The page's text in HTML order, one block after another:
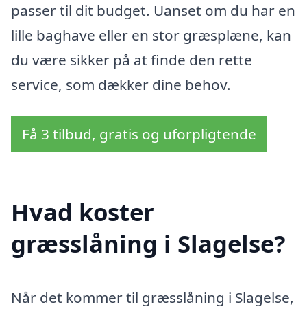
passer til dit budget. Uanset om du har en
lille baghave eller en stor græsplæne, kan
du være sikker på at finde den rette
service, som dækker dine behov.
Få 3 tilbud, gratis og uforpligtende
Hvad koster
græsslåning i Slagelse?
Når det kommer til græsslåning i Slagelse,